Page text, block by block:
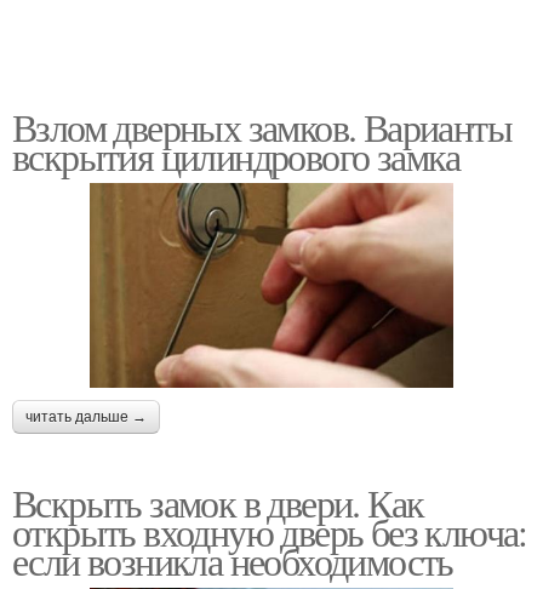
Взлом дверных замков. Варианты
вскрытия цилиндрового замка
читать дальше →
Вскрыть замок в двери. Как
открыть входную дверь без ключа:
если возникла необходимость